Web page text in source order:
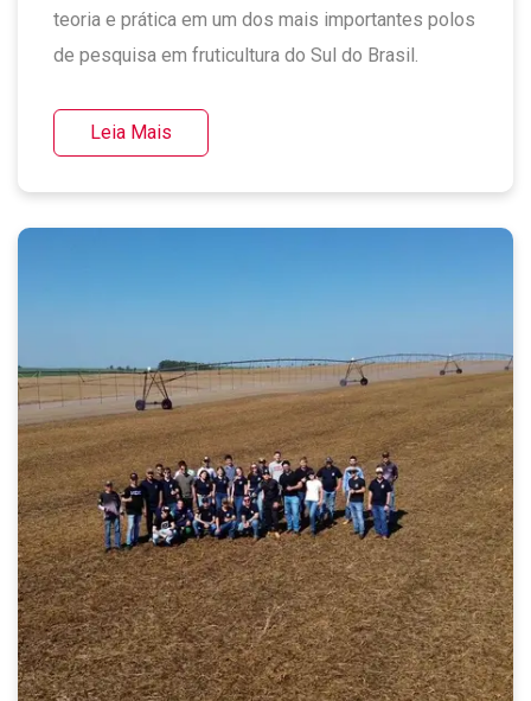
teoria e prática em um dos mais importantes polos
de pesquisa em fruticultura do Sul do Brasil.
Leia Mais